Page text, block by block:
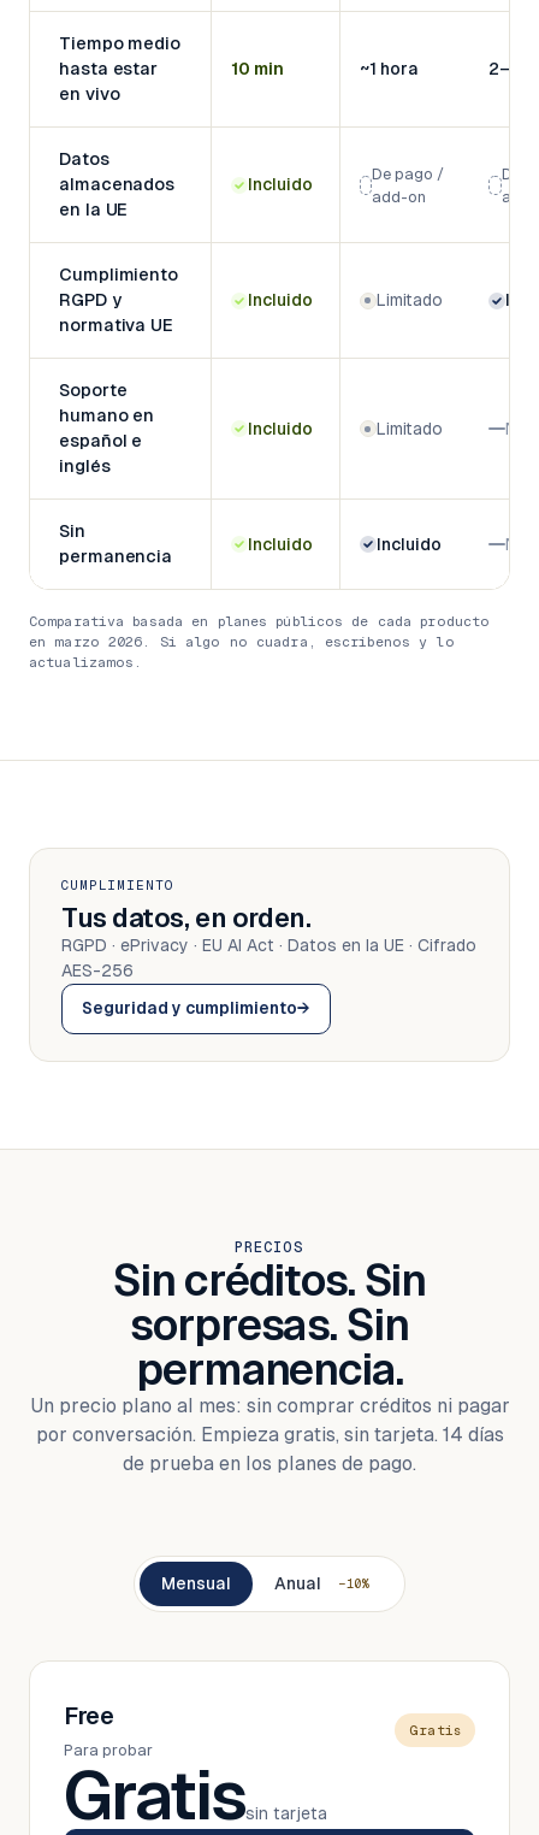
Tiempo medio
hasta estar
en vivo
10 min ~1 hora 2–3
Datos
almacenados
en la UE
Incluido
De pago /
add-on
De
Cumplimiento
RGPD y
normativa UE
Incluido Limitado
Soporte
humano en
español e
inglés
Incluido Limitado No
Sin
permanencia
Incluido Incluido No
Comparativa basada en planes públicos de cada producto
en marzo 2026. Si algo no cuadra, escríbenos y lo
actualizamos.
CUMPLIMIENTO
Tus datos, en orden.
RGPD · ePrivacy · EU AI Act · Datos en la UE · Cifrado
AES-256
Seguridad y cumplimiento→
PRECIOS
Sin créditos. Sin
sorpresas. Sin
permanencia.
Un precio plano al mes: sin comprar créditos ni pagar
por conversación. Empieza gratis, sin tarjeta. 14 días
de prueba en los planes de pago.
Mensual Anual −10%
Free
Para probar
Gratis
Gratissin tarjeta